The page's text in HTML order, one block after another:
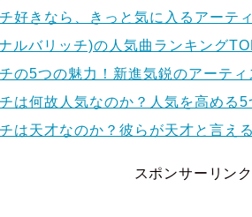
好きなら、きっと気に入るアーテ
ルバリッチ)の人気曲ランキング
の5つの魅力！新進気鋭のアーティ
は何故人気なのか？人気を高める5
は天才なのか？彼らが天才と言え
スポンサーリンク